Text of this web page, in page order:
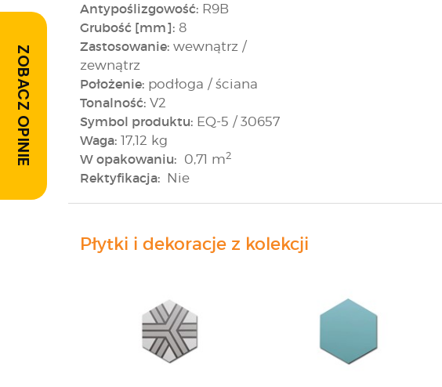
Antypoślizgowość: R9B
Grubość [mm]: 8
Zastosowanie: wewnątrz /
zewnątrz
Położenie: podłoga / ściana
Tonalność: V2
Symbol produktu: EQ-5 / 30657
Waga: 17,12 kg
W opakowaniu: 0,71 m2
Rektyfikacja: Nie
Płytki i dekoracje z kolekcji
ZOBACZ OPINIE